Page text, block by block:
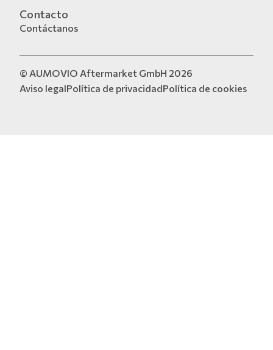
Contacto
Contáctanos
© AUMOVIO Aftermarket GmbH 2026
Aviso legalPolítica de privacidadPolítica de cookies